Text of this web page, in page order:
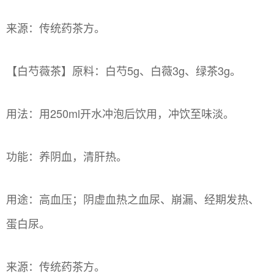
来源：传统药茶方。
【白芍薇茶】原料：白芍5g、白薇3g、绿茶3g。
用法：用250ml开水冲泡后饮用，冲饮至味淡。
功能：养阴血，清肝热。
用途：高血压；阴虚血热之血尿、崩漏、经期发热、
蛋白尿。
来源：传统药茶方。